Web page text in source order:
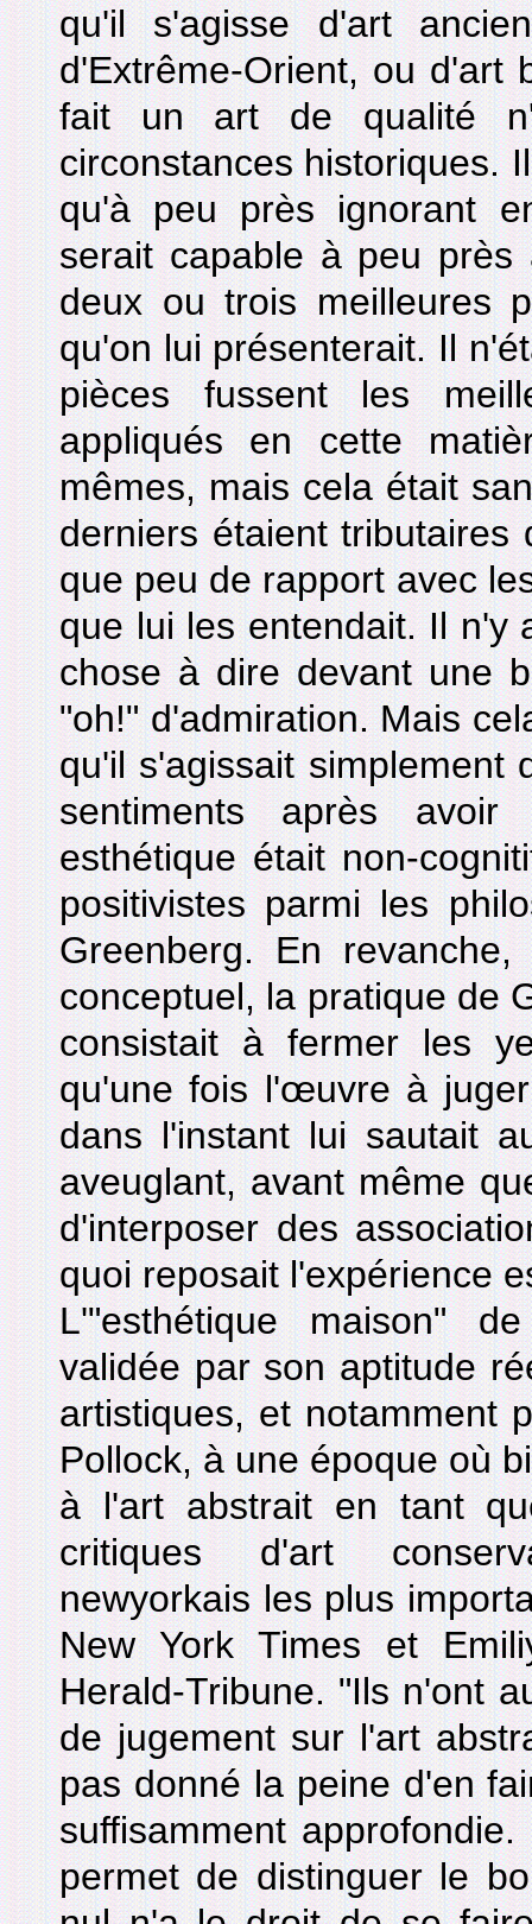
qu'il s'agisse d'art
d'Extrême-Orient, ou d'art
fait un art de qualité
circonstances historiques.
qu'à peu près ignorant
serait capable à peu
deux ou trois meilleures
qu'on lui présenterait. Il
pièces fussent les
appliqués en cette
mêmes, mais cela était
derniers étaient tributaires
que peu de rapport avec
que lui les entendait. Il n'y
chose à dire devant une
"oh!" d'admiration. Mais
qu'il s'agissait simplement
sentiments après
esthétique était non-
positivistes parmi les
Greenberg. En
conceptuel, la pratique de
consistait à fermer les
qu'une fois l'œuvre à
dans l'instant lui sautait
aveuglant, avant même
d'interposer des
quoi reposait l'expérience
L'"esthétique maison"
validée par son aptitude
artistiques, et notamment
Pollock, à une époque où
à l'art abstrait en tant
critiques d'art
newyorkais les plus
New York Times et
Herald-Tribune. "Ils n'ont
de jugement sur l'art
pas donné la peine d'en
suffisamment
permet de distinguer le